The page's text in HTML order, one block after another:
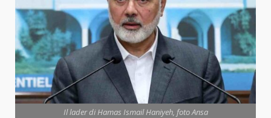
Il lader di Hamas Ismail Haniyeh, foto Ansa